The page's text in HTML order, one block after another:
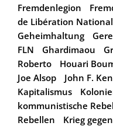
Fremdenlegion
de Libération
Geheimhaltung
FLN
Ghardimaou
Roberto
Houari
Joe Alsop
John F.
Kapitalismus
kommunistische
Rebellen
Krieg